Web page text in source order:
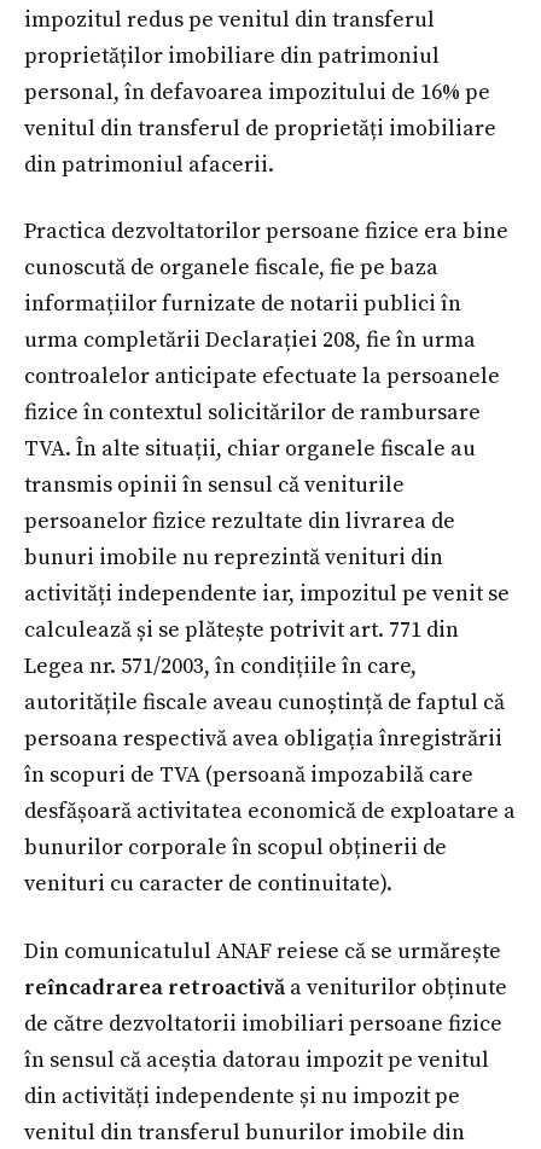
impozitul redus pe venitul din transferul
proprietăților imobiliare din patrimoniul
personal, în defavoarea impozitului de 16% pe
venitul din transferul de proprietăți imobiliare
din patrimoniul afacerii.
Practica dezvoltatorilor persoane fizice era bine
cunoscută de organele fiscale, fie pe baza
informațiilor furnizate de notarii publici în
urma completării Declarației 208, fie în urma
controalelor anticipate efectuate la persoanele
fizice în contextul solicitărilor de rambursare
TVA. În alte situații, chiar organele fiscale au
transmis opinii în sensul că veniturile
persoanelor fizice rezultate din livrarea de
bunuri imobile nu reprezintă venituri din
activități independente iar, impozitul pe venit se
calculează și se plătește potrivit art. 771 din
Legea nr. 571/2003, în condițiile în care,
autoritățile fiscale aveau cunoștință de faptul că
persoana respectivă avea obligația înregistrării
în scopuri de TVA (persoană impozabilă care
desfășoară activitatea economică de exploatare a
bunurilor corporale în scopul obținerii de
venituri cu caracter de continuitate).
Din comunicatulul ANAF reiese că se urmărește
reîncadrarea retroactivăa veniturilor obținute
de către dezvoltatorii imobiliari persoane fizice
în sensul că aceștia datorau impozit pe venitul
din activități independente și nu impozit pe
venitul din transferul bunurilor imobile din